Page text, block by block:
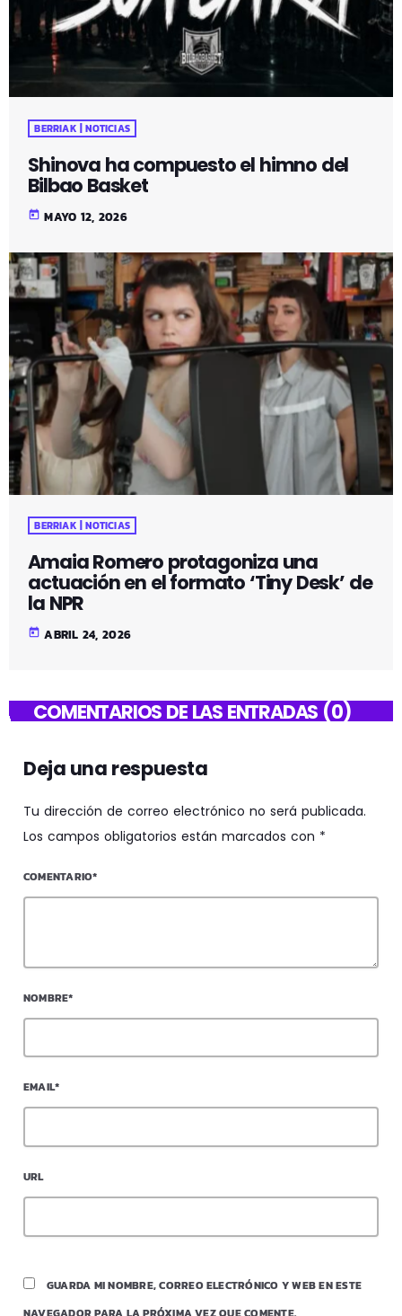
BERRIAK | NOTICIAS
Shinova ha compuesto el himno del
Bilbao Basket
today MAYO 12, 2026
BERRIAK | NOTICIAS
Amaia Romero protagoniza una
actuación en el formato ‘Tiny Desk’ de
la NPR
today ABRIL 24, 2026
COMENTARIOS DE LAS ENTRADAS (0)
Deja una respuesta
Tu dirección de correo electrónico no será publicada.
Los campos obligatorios están marcados con *
COMENTARIO*
NOMBRE*
EMAIL*
URL
GUARDA MI NOMBRE, CORREO ELECTRÓNICO Y WEB EN ESTE